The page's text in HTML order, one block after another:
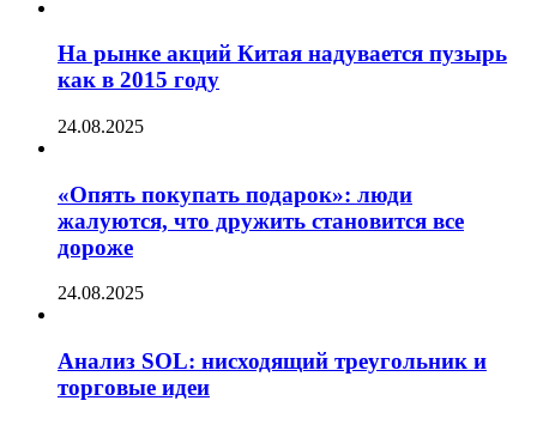
На рынке акций Китая надувается пузырь
как в 2015 году
24.08.2025
«Опять покупать подарок»: люди
жалуются, что дружить становится все
дороже
24.08.2025
Анализ SOL: нисходящий треугольник и
торговые идеи